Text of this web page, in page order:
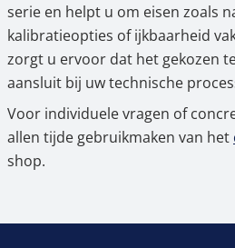
serie en helpt u om eisen zoals
kalibratieopties of ijkbaarheid
zorgt u ervoor dat het gekozen
aansluit bij uw technische
Voor individuele vragen of
allen tijde gebruikmaken van het
shop.